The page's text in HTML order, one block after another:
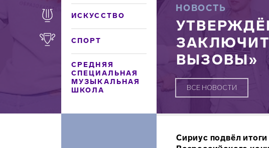
ИСКУССТВО
СПОРТ
СРЕДНЯЯ
СПЕЦИАЛЬНАЯ
МУЗЫКАЛЬНАЯ
ШКОЛА
НОВОСТЬ
ВЫЗОВЫ»
ВСЕ НОВОСТИ
Сириус подвёл